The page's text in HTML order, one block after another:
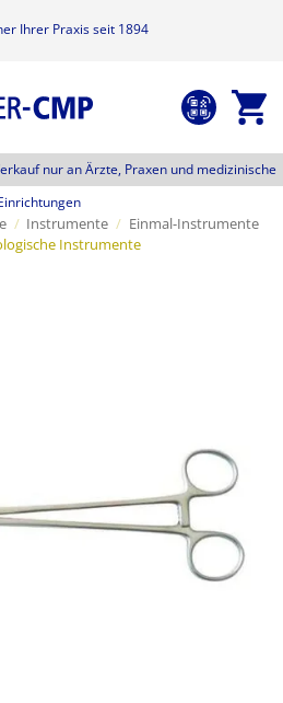
Ihrer Praxis seit 1894
nur an Ärzte, Praxen und medizinische
/ Instrumente / Einmal-Instrumente
Instrumente